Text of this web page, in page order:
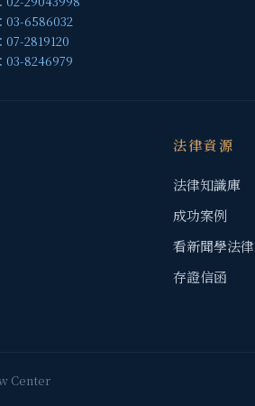
03-6586032
07-2819120
03-8246979
法律資源
法律知識庫
成功案例
看新聞學法律
存證信函
Center